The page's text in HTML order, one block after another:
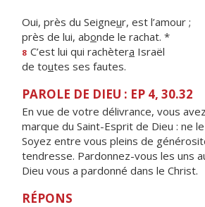
Oui, près du Seigneur, est l’amour ;
près de lui, abonde le rachat. *
8 C’est lui qui rachètera Israël
de toutes ses fautes.
PAROLE DE DIEU : EP 4, 30.32
En vue de votre délivrance, vous
marque du Saint-Esprit de Dieu : ne
Soyez entre vous pleins de
tendresse. Pardonnez-vous les uns
Dieu vous a pardonné dans le Christ.
RÉPONS